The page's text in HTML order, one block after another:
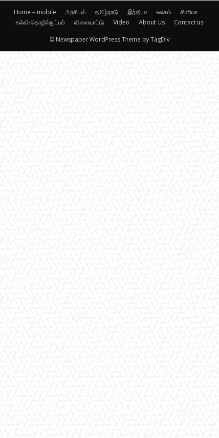
Home – mobile அரசியல் தமிழ்நாடு இந்தியா உலகம்
சினிமா
கல்வி-தொழில்நுட்பம்
விளையாட்டு Video About Us Contact us
© Newspaper WordPress Theme by TagDiv